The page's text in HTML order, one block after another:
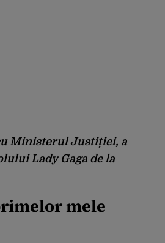
Ministerul Justiției, a
Lady Gaga de la
mele